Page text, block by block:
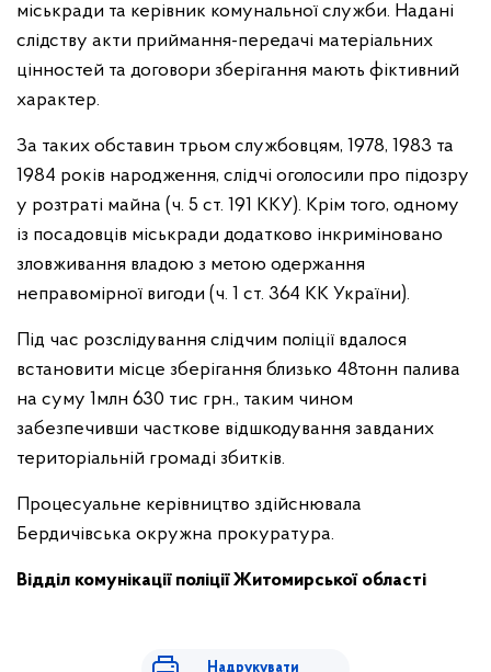
міськради та керівник комунальної служби. Надані
слідству акти приймання-передачі матеріальних
цінностей та договори зберігання мають фіктивний
характер.
За таких обставин трьом службовцям, 1978, 1983 та
1984 років народження, слідчі оголосили про підозру
у розтраті майна (ч. 5 ст. 191 ККУ). Крім того, одному
із посадовців міськради додатково інкриміновано
зловживання владою з метою одержання
неправомірної вигоди (ч. 1 ст. 364 КК України).
Під час розслідування слідчим поліції вдалося
встановити місце зберігання близько 48тонн палива
на суму 1млн 630 тис грн., таким чином
забезпечивши часткове відшкодування завданих
територіальній громаді збитків.
Процесуальне керівництво здійснювала
Бердичівська окружна прокуратура.
Відділ комунікації поліції Житомирської області
Надрукувати